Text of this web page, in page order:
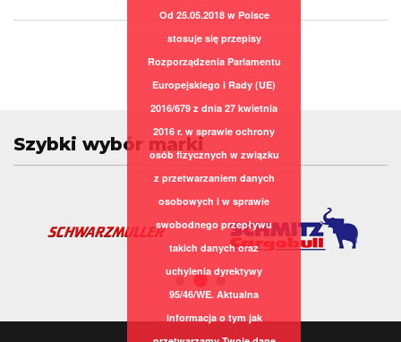
Szybki wybór marki
Od 25.05.2018 w Polsce
stosuje się przepisy
Rozporządzenia Parlamentu
Europejskiego i Rady (UE)
2016/679 z dnia 27 kwietnia
2016 r. w sprawie ochrony
osób fizycznych w związku
z przetwarzaniem danych
osobowych i w sprawie
swobodnego przepływu
takich danych oraz
uchylenia dyrektywy
95/46/WE. Aktualna
informacja o tym jak